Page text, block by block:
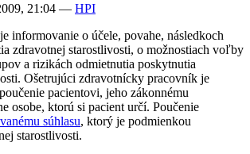
21:04 — HPI
informovanie o účele, povahe, následkoch
zdravotnej starostlivosti, o možnostiach voľby
a rizikách odmietnutia poskytnutia
Ošetrujúci zdravotnícky pracovník je
pacientovi, jeho zákonnému
osobe, ktorú si pacient určí. Poučenie
súhlasu, ktorý je podmienkou
starostlivosti.